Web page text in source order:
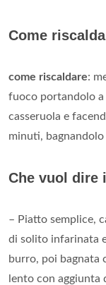
Come
come riscaldare:
fuoco portandolo
casseruola e
minuti, bagnandolo
Che vuol dire
– Piatto semplice,
di solito infarinata
burro, poi bagnata
lento con aggiunta